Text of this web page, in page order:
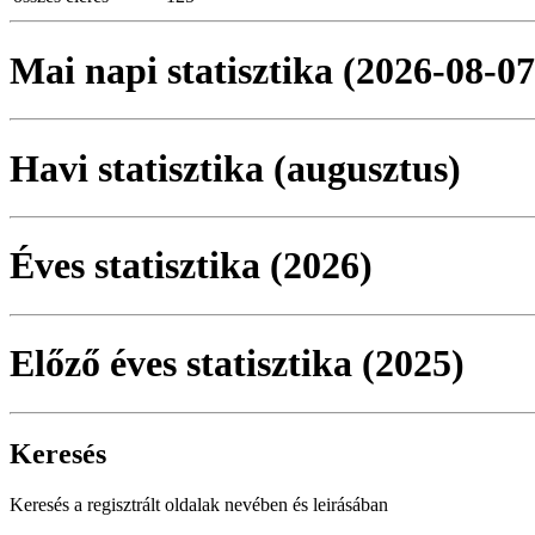
Mai napi statisztika (2026-08-
Havi statisztika (augusztus)
Éves statisztika (2026)
Előző éves statisztika (2025)
Keresés
Keresés a regisztrált oldalak nevében és leirásában